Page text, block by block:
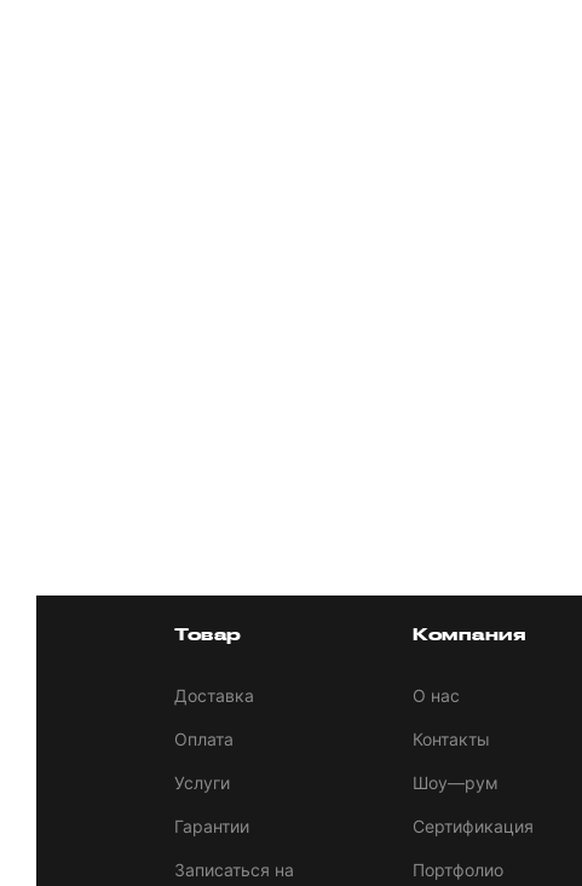
Товар
Доставка
Оплата
Услуги
Гарантии
Записаться на
Компания
О нас
Контакты
Шоу—рум
Сертификация
Портфолио